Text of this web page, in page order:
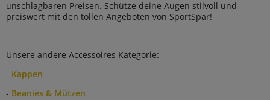
unschlagbaren Preisen. Schütze deine Augen stilvoll und
preiswert mit den tollen Angeboten von SportSpar!
Unsere andere Accessoires Kategorie:
- Kappen
- Beanies & Mützen